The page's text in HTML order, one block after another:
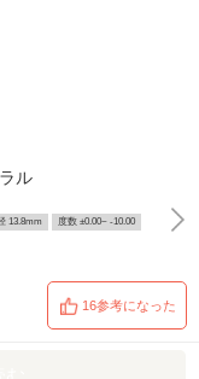
ル
13.8mm 度数 ±0.00~ -10.00
16参考になった